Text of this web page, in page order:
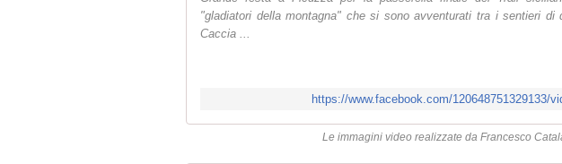
"gladiatori della montagna" che si sono avventurati tra i sentieri
Caccia ...
https://www.facebook.com/120648751329133/
Le immagini video realizzate da Francesco